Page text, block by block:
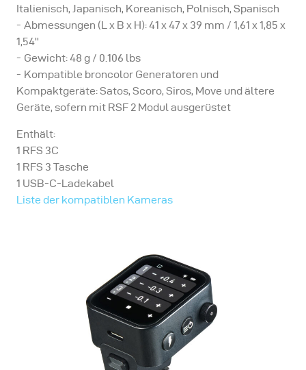
Brauchen Sie Hilfe? - Besuchen Sie unsere Online-
Wissensdatenbank
Italienisch, Japanisch, Koreanisch, Polnisch, Spanisch
Abmessungen (L x B x H): 41 x 47 x 39 mm / 1,61 x 1,85 x
1,54''
Gewicht: 48 g / 0.106 lbs
Kompatible broncolor Generatoren und
Kompaktgeräte: Satos, Scoro, Siros, Move und ältere
Geräte, sofern mit RSF 2 Modul ausgerüstet
Enthält:
1 RFS 3C
1 RFS 3 Tasche
1 USB-C-Ladekabel
Liste der kompatiblen Kameras